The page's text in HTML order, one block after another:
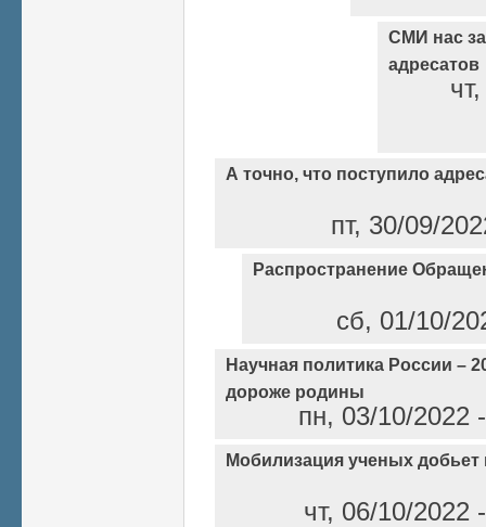
СМИ нас
адресатов
А точно, что поступило
пт, 30/09/
Распространение
сб, 01/10/
Научная политика России –
дороже родины
пн, 03/10/
Мобилизация ученых добьет
чт, 06/10/